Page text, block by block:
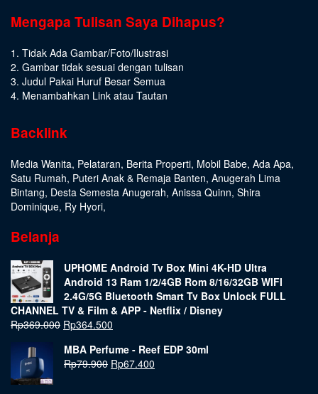
Mengapa Tulisan Saya Dihapus?
1. Tidak Ada Gambar/Foto/Ilustrasi
2. Gambar tidak sesuai dengan tulisan
3. Judul Pakai Huruf Besar Semua
4. Menambahkan Link atau Tautan
Backlink
Media Wanita, Pelataran, Berita Properti, Mobil Babe, Ada Apa,
Satu Rumah, Puteri Anak & Remaja Banten, Anugerah Lima
Bintang, Desta Semesta Anugerah, Anissa Quinn, Shira
Dominique, Ry Hyori,
Belanja
UPHOME Android Tv Box Mini 4K-HD Ultra
Android 13 Ram 1/2/4GB Rom 8/16/32GB WIFI
2.4G/5G Bluetooth Smart Tv Box Unlock FULL
CHANNEL TV & Film & APP - Netflix / Disney
Rp369.000 Rp364.500
MBA Perfume - Reef EDP 30ml
Rp79.900 Rp67.400